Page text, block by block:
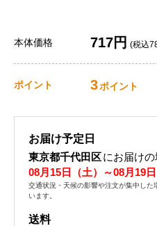
本体価格 717円 (税込
ポイント 3ポイント
お届け予定日
東京都千代田区にお届けの
08月15日（土）～08月19日
交通状況・天候の影響や注文が集中し
います。
送料